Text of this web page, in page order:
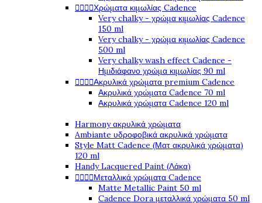
Χρώματα κιμωλίας Cadence
Very chalky - χρώμα κιμωλίας Cadence
150 ml
Very chalky - χρώμα κιμωλίας Cadence
500 ml
Very chalky wash effect Cadence -
Ημιδιάφανο χρώμα κιμωλίας 90 ml
Ακρυλικά χρώματα premium Cadence
Ακρυλικά χρώματα Cadence 70 ml
Ακρυλικά χρώματα Cadence 120 ml
Harmony ακρυλικά χρώματα
Ambiante υδροφοβικά ακρυλικά χρώματα
Style Matt Cadence (Ματ ακρυλικά χρώματα)
120 ml
Handy Lacquered Paint (Λάκα)
Μεταλλικά χρώματα Cadence
Matte Metallic Paint 50 ml
Cadence Dora μεταλλικά χρώματα 50 ml